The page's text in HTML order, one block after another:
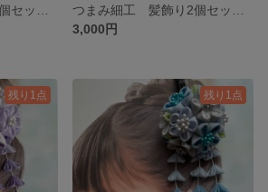
3,000円
残り1点 残り1点